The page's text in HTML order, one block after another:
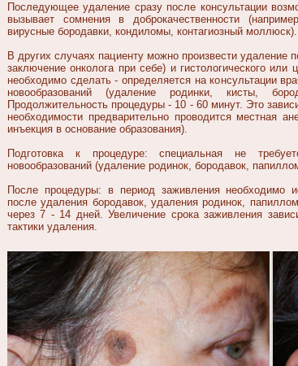
Последующее удаление сразу после консультации
вызывает сомнения в доброкачественности
вирусные бородавки, кондиломы, контагиозный моллюск).
В других случаях пациенту можно произвести удаление
заключение онколога при себе) и гистологического или
необходимо сделать - определяется на консультации
новообразований (удаление родинки, кисты,
Продолжительность процедуры - 10 - 60 минут. Это
необходимости предварительно проводится местная
инъекция в основание образования).
Подготовка к процедуре: специальная не
новообразований (удаление родинок, бородавок,
После процедуры: в период заживления необходимо
после удаления бородавок, удаления родинок,
через 7 - 14 дней. Увеличение срока заживления
тактики удаления.